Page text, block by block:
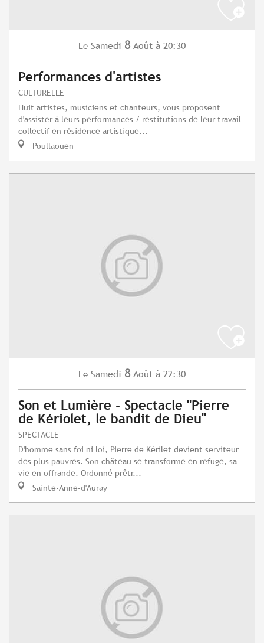
Le Samedi 8 Août à 20:30
Performances d'artistes
CULTURELLE
Huit artistes, musiciens et chanteurs, vous proposent
d'assister à leurs performances / restitutions de leur travail
collectif en résidence artistique...
Poullaouen
Le Samedi 8 Août à 22:30
Son et Lumière - Spectacle "Pierre
de Kériolet, le bandit de Dieu"
SPECTACLE
D'homme sans foi ni loi, Pierre de Kérilet devient serviteur
des plus pauvres. Son château se transforme en refuge, sa
vie en offrande. Ordonné prêtr...
Sainte-Anne-d'Auray